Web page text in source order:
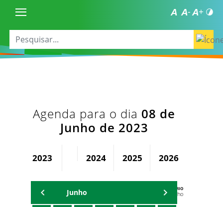
Agenda para o dia 08 de
Junho de 2023
2023 2024 2025 2026
AGENDA DO SECRETÁRIO
Oriel Filho
Junho